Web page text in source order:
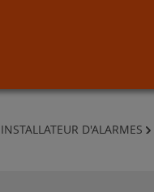
INSTALLATEUR D'ALARMES